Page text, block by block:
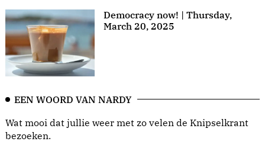
Democracy now! | Thursday,
March 20, 2025
EEN WOORD VAN NARDY
Wat mooi dat jullie weer met zo velen de Knipselkrant
bezoeken.